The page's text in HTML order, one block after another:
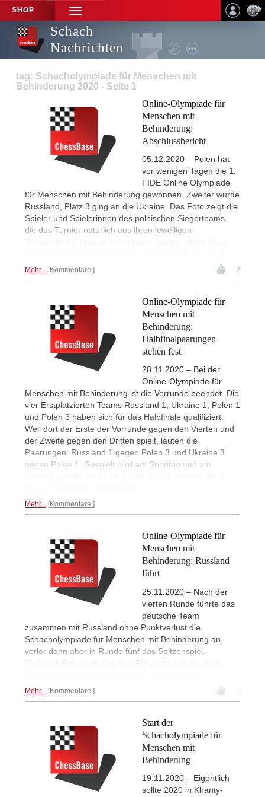
SHOP
TOGGLE
NAVIGATION
Schach
Nachrichten
tag: Schacholympiade für Menschen mit
Behinderung 2020 - Seite 1
Online-Olympiade für
Menschen mit
Behinderung:
Abschlussbericht
05.12.2020 – Polen hat
vor wenigen Tagen die 1.
FIDE Online Olympiade
für Menschen mit Behinderung gewonnen. Zweiter wurde
Russland, Platz 3 ging an die Ukraine. Das Foto zeigt die
Spieler und Spielerinnen des polnischen Siegerteams,
die das Turnier natürlich aus ihren jeweiligen
Mehr... Kommentare 2
Online-Olympiade für
Menschen mit
Behinderung:
Halbfinalpaarungen
stehen fest
28.11.2020 – Bei der
Online-Olympiade für
Menschen mit Behinderung ist die Vorrunde beendet. Die
vier Erstplatzierten Teams Russland 1, Ukraine 1, Polen 1
und Polen 3 haben sich für das Halbfinale qualifiziert.
Weil dort der Erste der Vorrunde gegen den Vierten und
der Zweite gegen den Dritten spielt, lauten die
Paarungen: Russland 1 gegen Polen 3 und Ukraine 3
gegen Polen 1. Gespielt wird am Sonntag und am
Mehr... Kommentare
Online-Olympiade für
Menschen mit
Behinderung: Russland
führt
25.11.2020 – Nach der
vierten Runde führte das
deutsche Team
zusammen mit Russland ohne Punktverlust die
Schacholympiade für Menschen mit Behinderung an,
verlor dann aber in Runde fünf das Spitzenspiel.
Elofavorit Polen unterlag den Philippinen, hatte zuvor
Mehr... Kommentare 1
Start der
Schacholympiade für
Menschen mit
Behinderung
19.11.2020 – Eigentlich
sollte 2020 in Khanty-